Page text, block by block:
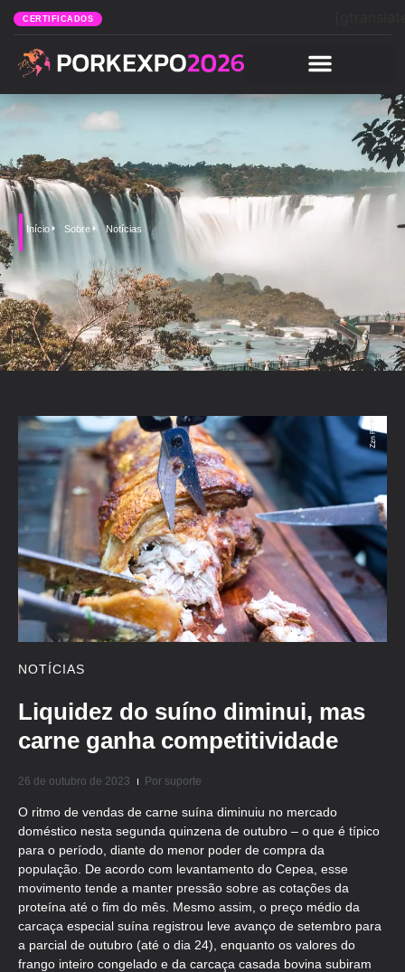
CERTIFICADOS
Início Sobre Notícias
NOTÍCIAS
Liquidez do suíno diminui, mas
carne ganha competitividade
26 de outubro de 2023 Por suporte
O ritmo de vendas de carne suína diminuiu no mercado
doméstico nesta segunda quinzena de outubro – o que é típico
para o período, diante do menor poder de compra da
população. De acordo com levantamento do Cepea, esse
movimento tende a manter pressão sobre as cotações da
proteína até o fim do mês. Mesmo assim, o preço médio da
carcaça especial suína registrou leve avanço de setembro para
a parcial de outubro (até o dia 24), enquanto os valores do
frango inteiro congelado e da carcaça casada bovina subiram